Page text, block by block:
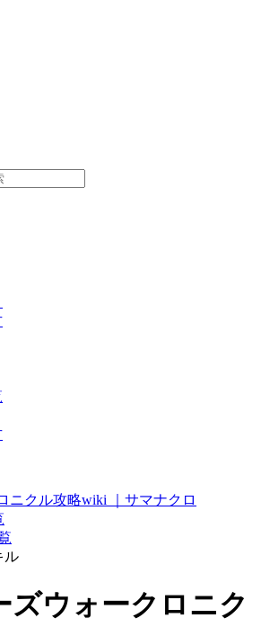
ニクル攻略wiki ｜サマナクロ
ル
ズウォークロニク